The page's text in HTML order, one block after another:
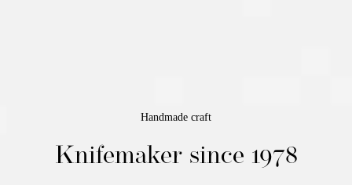
Handmade craft
Knifemakersince 1978